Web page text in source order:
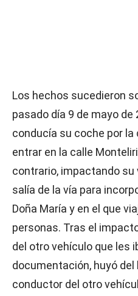
Los hechos sucedieron
pasado día 9 de mayo
conducía su coche por la
entrar en la calle
contrario, impactando su
salía de la vía para
Doña María y en el que
personas. Tras el
del otro vehículo que les
documentación, huyó del
conductor del otro